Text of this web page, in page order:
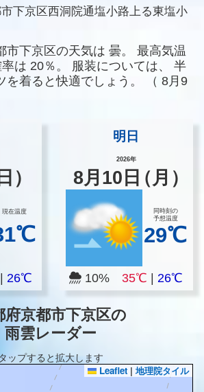
下京区西洞院通塩小路上る東塩小
市下京区の天気は 曇。
最高気温
は 20％。 服装については、
半
を着ると快適でしょう。
（ 8月9
）
現在温度
26℃
明日
2026年
8月 10 日（月）
同時刻の
予想温度
29℃
10% 35℃ |26℃
府京都市下京区の
雨雲レーダー
タップすると拡大します
Leaflet | 地理院タイル